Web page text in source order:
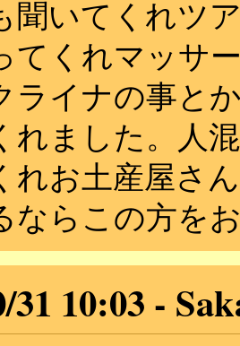
聞いてくれツ
てくれマッサ
ライナの事と
れました。人
れお土産屋さ
ならこの方を
31 10:03